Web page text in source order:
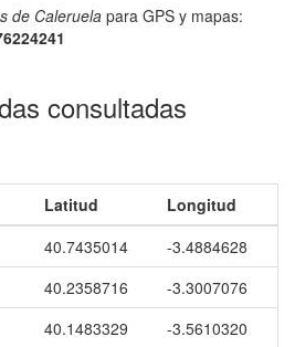
de Caleruela para GPS y mapas:
consultadas
Latitud
Longitud
40.7435014
-3.4884628
40.2358716
-3.3007076
40.1483329
-3.5610320